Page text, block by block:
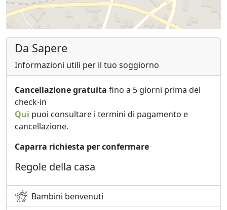
Da Sapere
Informazioni utili per il tuo soggiorno
Cancellazione gratuita fino a 5 giorni prima del
check-in
Qui puoi consultare i termini di pagamento e
cancellazione.
Caparra richiesta per confermare
Regole della casa
Bambini benvenuti